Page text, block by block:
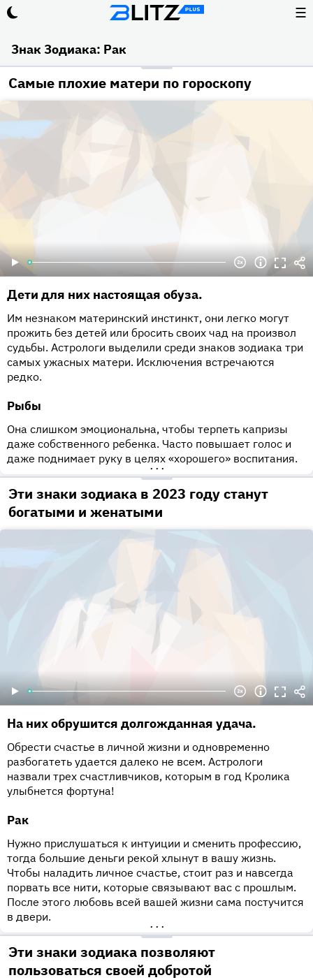
☰
Знак Зодиака: Рак
Самые плохие матери по гороскопу
Дети для них настоящая обуза.
Им незнаком материнский инстинкт, они легко могут
прожить без детей или бросить своих чад на произвол
судьбы. Астрологи выделили среди знаков зодиака три
самых ужасных матери. Исключения встречаются
редко.
Рыбы
Она слишком эмоциональна, чтобы терпеть капризы
даже собственного ребенка. Часто повышает голос и
даже поднимает руку в целях «хорошего» воспитания.
•••
Эти знаки зодиака в 2023 году станут
богатыми и женатыми
На них обрушится долгожданная удача.
Обрести счастье в личной жизни и одновременно
разбогатеть удается далеко не всем. Астрологи
назвали трех счастливчиков, которым в год Кролика
улыбнется фортуна!
Рак
Нужно прислушаться к интуиции и сменить профессию,
тогда большие деньги рекой хлынут в вашу жизнь.
Чтобы наладить личное счастье, стоит раз и навсегда
порвать все нити, которые связывают вас с прошлым.
После этого любовь всей вашей жизни сама постучится
в двери.
•••
Эти знаки зодиака позволяют
пользоваться своей добротой